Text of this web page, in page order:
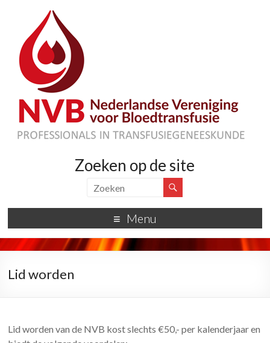
Zoeken op de site
Menu
Lid worden
Lid worden van de NVB kost slechts €50,- per kalenderjaar en